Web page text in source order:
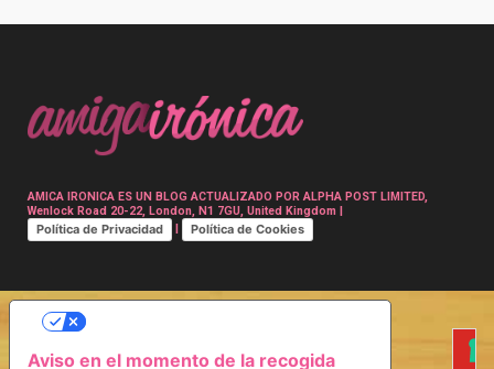
AMICA IRONICA ES UN BLOG ACTUALIZADO POR ALPHA POST LIMITED,
Wenlock Road 20-22, London, N1 7GU, United Kingdom |
Política de Privacidad Política de Cookies
Aviso en el momento de la recogida
SUS OPCIONES DE PRIVACIDAD